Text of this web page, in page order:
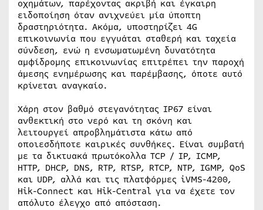
οχημάτων, παρέχοντας ακριβή και έγκαιρη
ειδοποίηση όταν ανιχνεύει μία ύποπτη
δραστηριότητα. Ακόμα, υποστηρίζει 4G
επικοινωνία που εγγυάται σταθερή και ταχεία
σύνδεση, ενώ η ενσωματωμένη δυνατότητα
αμφίδρομης επικοινωνίας επιτρέπει την παροχή
άμεσης ενημέρωσης και παρέμβασης, όποτε αυτό
κρίνεται αναγκαίο.
Χάρη στον βαθμό στεγανότητας IP67 είναι
ανθεκτική στο νερό και τη σκόνη και
λειτουργεί απροβλημάτιστα κάτω από
οποιεσδήποτε καιρικές συνθήκες. Είναι συμβατή
με τα δικτυακά πρωτόκολλα TCP / IP, ICMP,
HTTP, DHCP, DNS, RTP, RTSP, RTCP, NTP, IGMP, QoS
και UDP, αλλά και τις πλατφόρμες iVMS-4200,
Hik-Connect και Hik-Central για να έχετε τον
απόλυτο έλεγχο από απόσταση.